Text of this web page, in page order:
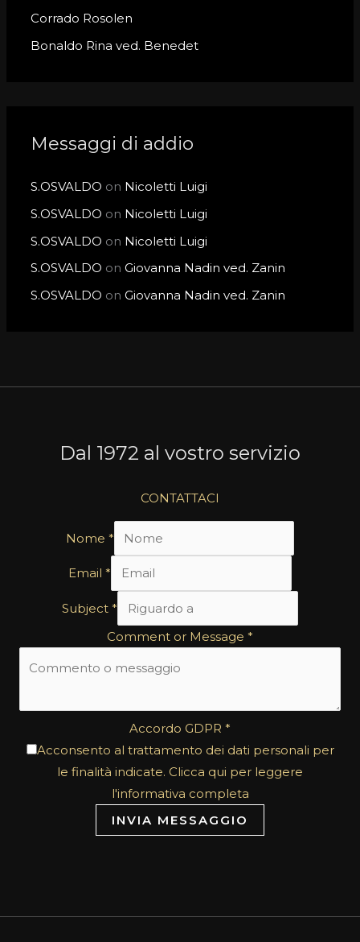
Corrado Rosolen
Bonaldo Rina ved. Benedet
Messaggi di addio
S.OSVALDO on Nicoletti Luigi
S.OSVALDO on Nicoletti Luigi
S.OSVALDO on Nicoletti Luigi
S.OSVALDO onGiovanna Nadin ved. Zanin
S.OSVALDO onGiovanna Nadin ved. Zanin
Dal 1972 al vostro servizio
CONTATTACI
Nome *
Email*
Subject*
Comment or Message *
Accordo GDPR *
Acconsento al trattamento dei dati personali per
le finalità indicate. Clicca qui per leggere
l'informativa completa
INVIA MESSAGGIO